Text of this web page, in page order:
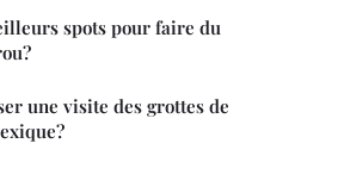
spots pour faire du
une visite des grottes de